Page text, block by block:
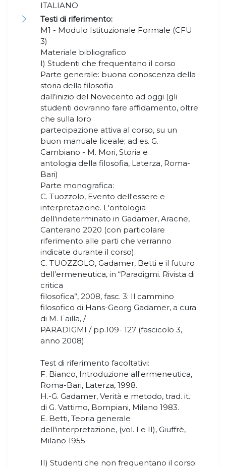
ITALIANO
Testi di riferimento:
M1 - Modulo Istituzionale Formale (CFU
3)
Materiale bibliografico
I) Studenti che frequentano il corso
Parte generale: buona conoscenza della
storia della filosofia
dall’inizio del Novecento ad oggi (gli
studenti dovranno fare affidamento, oltre
che sulla loro
partecipazione attiva al corso, su un
buon manuale liceale; ad es. G.
Cambiano - M. Mori, Storia e
antologia della filosofia, Laterza, Roma-
Bari)
Parte monografica:
C. Tuozzolo, Evento dell'essere e
interpretazione. L'ontologia
dell'indeterminato in Gadamer, Aracne,
Canterano 2020 (con particolare
riferimento alle parti che verranno
indicate durante il corso).
C. TUOZZOLO, Gadamer, Betti e il futuro
dell’ermeneutica, in “Paradigmi. Rivista di
critica
filosofica”, 2008, fasc. 3: Il cammino
filosofico di Hans-Georg Gadamer, a cura
di M. Failla, /
PARADIGMI / pp.109- 127 (fascicolo 3,
anno 2008).
Test di riferimento facoltativi:
F. Bianco, Introduzione all'ermeneutica,
Roma-Bari, Laterza, 1998.
H.-G. Gadamer, Verità e metodo, trad. it.
di G. Vattimo, Bompiani, Milano 1983.
E. Betti, Teoria generale
dell'interpretazione, (vol. I e II), Giuffrè,
Milano 1955.
II) Studenti che non frequentano il corso: